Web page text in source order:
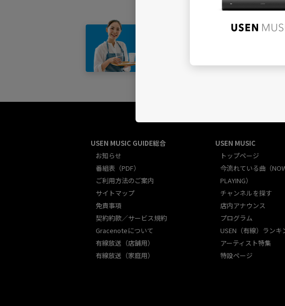
USEN MUSIC GUIDE総合
お知らせ
番組表（PDF）
ご利用方法のご案内
サイトマップ
免責事項
契約約款／サービス規約
Gracenoteについて
有線放送（店舗用）
有線放送（家庭用）
USEN MUSIC
トップページ
今流れている曲（
PLAYING）
チャンネルを探す
店内アナウンス
プログラム
USEN（有線）ランキ
アーティスト特集
特設ページ